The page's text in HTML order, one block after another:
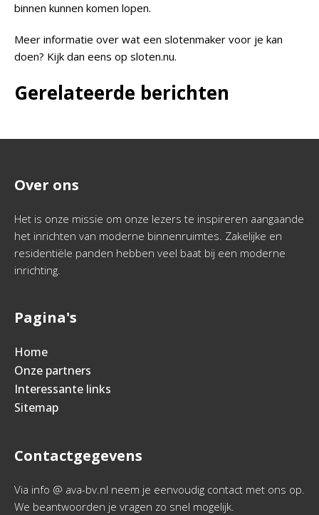
binnen kunnen komen lopen.
Meer informatie over wat een slotenmaker voor je kan
doen? Kijk dan eens op sloten.nu.
Gerelateerde berichten
Over ons
Het is onze missie om onze lezers te inspireren aangaande
het inrichten van moderne binnenruimtes. Zakelijke en
residentiële panden hebben veel baat bij een moderne
inrichting.
Pagina's
Home
Onze partners
Interessante links
Sitemap
Contactgegevens
Via info @ ava-bv.nl neem je eenvoudig contact met ons op.
We beantwoorden je vragen zo snel mogelijk.